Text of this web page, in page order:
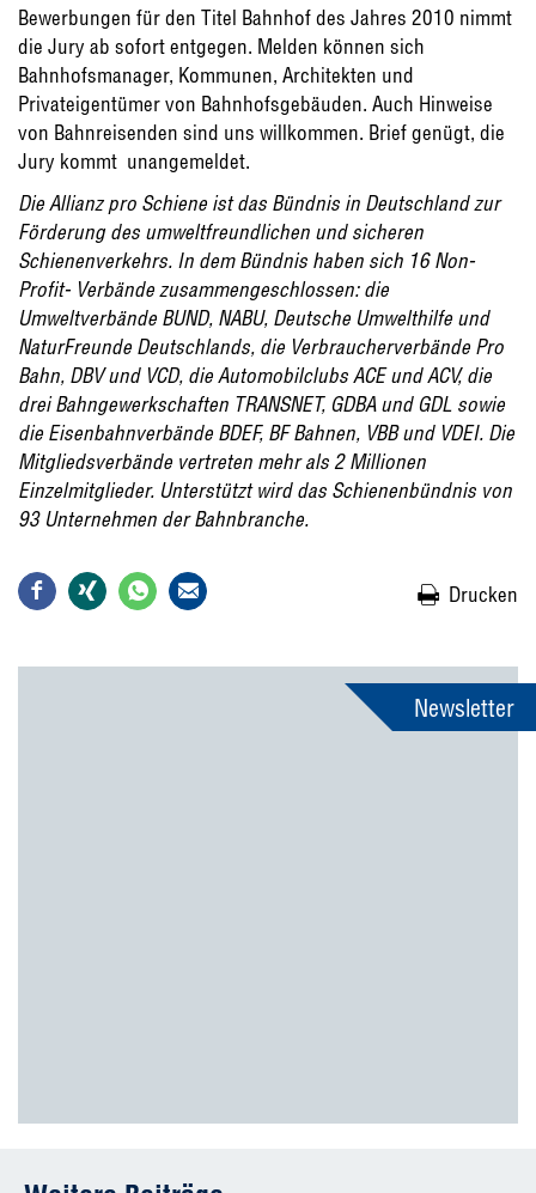
Bewerbungen für den Titel Bahnhof des Jahres 2010 nimmt
die Jury ab sofort entgegen. Melden können sich
Bahnhofsmanager, Kommunen, Architekten und
Privateigentümer von Bahnhofsgebäuden. Auch Hinweise
von Bahnreisenden sind uns willkommen. Brief genügt, die
Jury kommt  unangemeldet.
Die Allianz pro Schiene ist das Bündnis in Deutschland zur
Förderung des umweltfreundlichen und sicheren
Schienenverkehrs. In dem Bündnis haben sich 16 Non-
Profit- Verbände zusammengeschlossen: die
Umweltverbände BUND, NABU, Deutsche Umwelthilfe und
NaturFreunde Deutschlands, die Verbraucherverbände Pro
Bahn, DBV und VCD, die Automobilclubs ACE und ACV, die
drei Bahngewerkschaften TRANSNET, GDBA und GDL sowie
die Eisenbahnverbände BDEF, BF Bahnen, VBB und VDEI. Die
Mitgliedsverbände vertreten mehr als 2 Millionen
Einzelmitglieder. Unterstützt wird das Schienenbündnis von
93 Unternehmen der Bahnbranche.
Drucken
Newsletter